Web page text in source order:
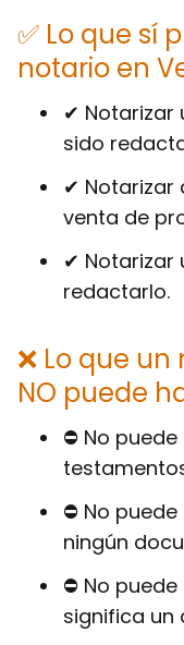
✅ Lo que sí
notario en
✔ Notarizar
sido
✔ Notarizar
venta de
✔ Notarizar
redactarlo.
❌ Lo que
NO puede
⛔ No
⛔ No
ningún
⛔ No
significa un